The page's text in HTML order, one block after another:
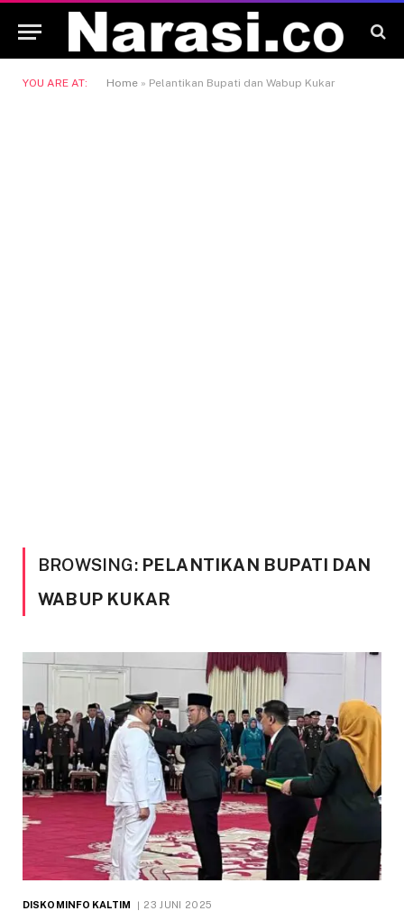
YOU ARE AT: Home » Pelantikan Bupati dan Wabup Kukar
BROWSING: PELANTIKAN BUPATI DAN
WABUP KUKAR
DISKOMINFO KALTIM 23 JUNI 2025